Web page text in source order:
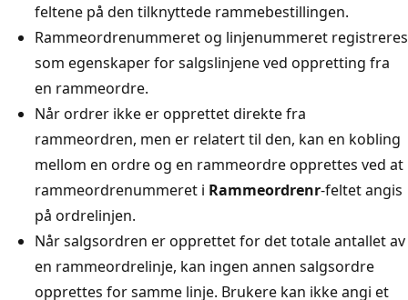
feltene på den tilknyttede rammebestillingen.
Rammeordrenummeret og linjenummeret registreres
som egenskaper for salgslinjene ved oppretting fra
en rammeordre.
Når ordrer ikke er opprettet direkte fra
rammeordren, men er relatert til den, kan en kobling
mellom en ordre og en rammeordre opprettes ved at
rammeordrenummeret i Rammeordrenr-feltet angis
på ordrelinjen.
Når salgsordren er opprettet for det totale antallet av
en rammeordrelinje, kan ingen annen salgsordre
opprettes for samme linje. Brukere kan ikke angi et